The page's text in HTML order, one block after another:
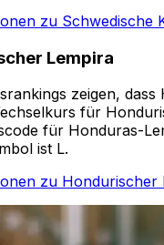
zu Schwedische
Lempira
zeigen, dass
für
für Honduras-
ist L.
zu Hondurischer